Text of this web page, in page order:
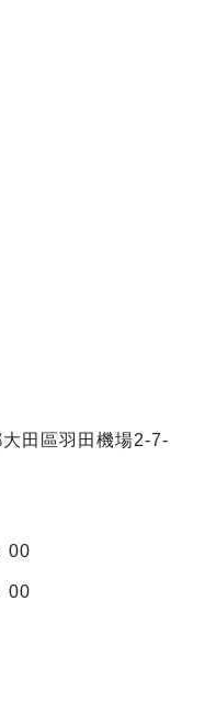
田區羽田機場2-7-
00
00